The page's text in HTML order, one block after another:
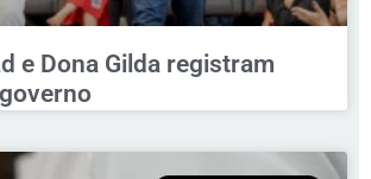
e Dona Gilda registram